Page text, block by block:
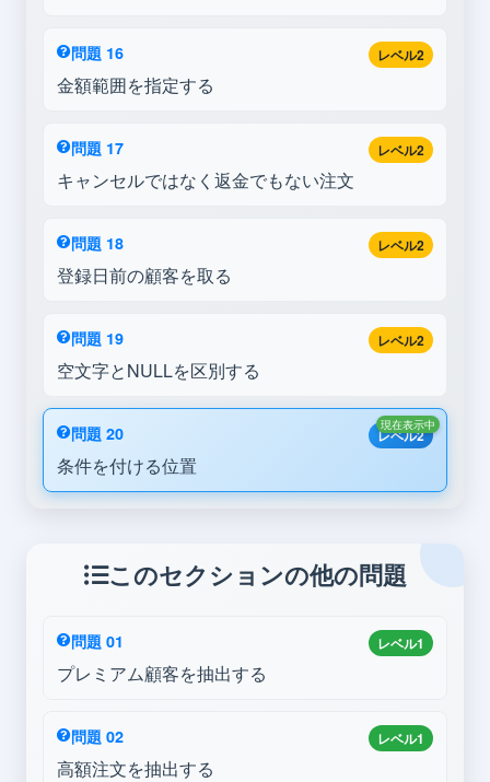
レベル2
問題 16
金額範囲を指定する
レベル2
問題 17
キャンセルではなく返金でもない注文
レベル2
問題 18
登録日前の顧客を取る
レベル2
問題 19
空文字とNULLを区別する
レベル2
問題 20
条件を付ける位置
現在表示中
このセクションの他の問題
レベル1
問題 01
プレミアム顧客を抽出する
レベル1
問題 02
高額注文を抽出する